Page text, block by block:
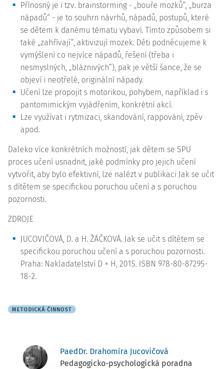
Přínosný je i tzv. brainstorming - „bouře mozků“, „burza
nápadů“ - je to souhrn návrhů, nápadů, postupů, které
se dětem k danému tématu vybaví. Tímto způsobem si
také „zahřívají“, aktivizují mozek. Děti podněcujeme k
vymýšlení co nejvíce nápadů, řešení (třeba i
nesmyslných, „bláznivých“), pak je větší šance, že se
objeví i neotřelé, originální nápady.
Učení lze propojit s motorikou, pohybem, například i s
pantomimickým vyjádřením, konkrétní akcí.
Lze využívat i rytmizaci, skandování, rappování, zpěv
apod.
Daleko více konkrétních možností, jak dětem se SPU
proces učení usnadnit, jaké podmínky pro jejich učení
vytvořit, aby bylo efektivní, lze nalézt v publikaci Jak se učit
s dítětem se specifickou poruchou učení a s poruchou
pozornosti.
ZDROJE
JUCOVIČOVÁ, D. a H. ŽÁČKOVÁ. Jak se učit s dítětem se
specifickou poruchou učení a s poruchou pozornosti.
Praha: Nakladatelství D + H, 2015. ISBN 978-80-87295-
18-2.
METODICKÁ ČINNOST
PaedDr. Drahomíra Jucovičová
Pedagogicko-psychologická poradna